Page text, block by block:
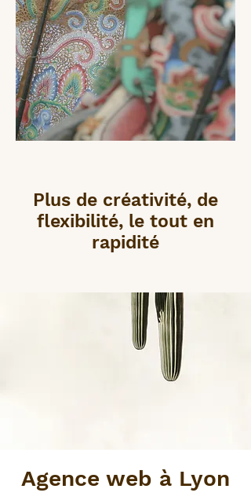
Plus de créativité, de
flexibilité, le tout en
rapidité
Agence web à Lyon